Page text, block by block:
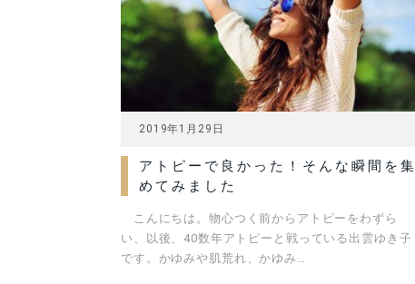
2019年1月29日
アトピーで良かった！そんな瞬間を集
めてみました
こんにちは。物心つく前からアトピーをわずら
い、以後、40数年アトピーと戦っている出雲ゆき子
です。かゆみや肌荒れ、かゆみ…